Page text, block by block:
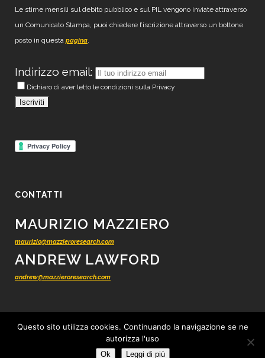
Le stime mensili sul debito pubblico e sul PIL vengono inviate attraverso
un Comunicato Stampa, puoi chiedere l’iscrizione attraverso un bottone
posto in questa pagina.
Indirizzo email:
Dichiaro di aver letto le condizioni sulla Privacy
CONTATTI
MAURIZIO MAZZIERO
maurizio@mazzieroresearch.com
ANDREW LAWFORD
andrew@mazzieroresearch.com
© 2012 - 2026 Mazziero Research - Ricerca finanziaria indipendente -
Questo sito utilizza cookies. Continuando la navigazione se ne
autorizza l'uso
Ok Leggi di più